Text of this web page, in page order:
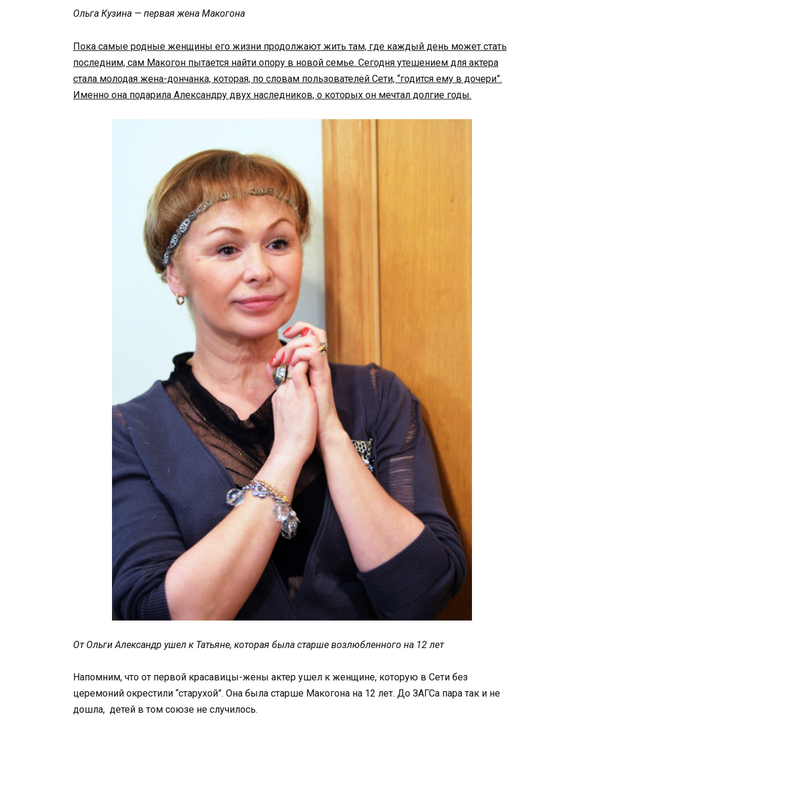
Ольга Кузина — первая жена Макогона
Пока самые родные женщины его жизни продолжают жить там, где каждый день может стать
последним, сам Макогон пытается найти опору в новой семье. Сегодня утешением для актера
стала молодая жена-дончанка, которая, по словам пользователей Сети, “годится ему в дочери”.
Именно она подарила Александру двух наследников, о которых он мечтал долгие годы.
От Ольги Александр ушел к Татьяне, которая была старше возлюбленного на 12 лет
Напомним, что от первой красавицы-жены актер ушел к женщине, которую в Сети без
церемоний окрестили “старухой”. Она была старше Макогона на 12 лет. До ЗАГСа пара так и не
дошла, детей в том союзе не случилось.